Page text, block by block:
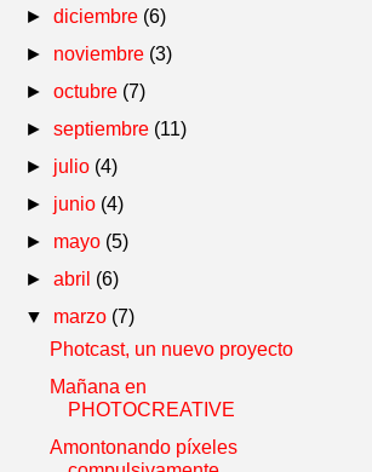
►diciembre (6)
► noviembre (3)
►octubre (7)
►septiembre (11)
► julio (4)
► junio (4)
► mayo (5)
►abril (6)
▼ marzo (7)
Photcast, un nuevo proyecto
Mañana en
PHOTOCREATIVE
Amontonando píxeles